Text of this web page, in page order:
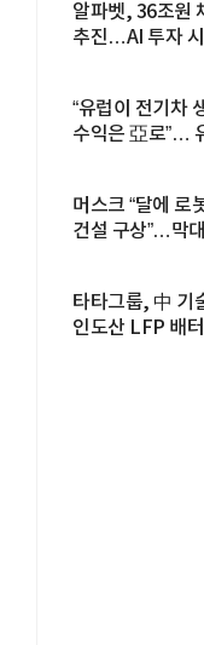
알파벳, 36조원
추진…AI 투자
“유럽이 전기차
수익은 亞로”…
머스크 “달에 로
건설 구상”…막
타타그룹, 中 기
인도산 LFP 배